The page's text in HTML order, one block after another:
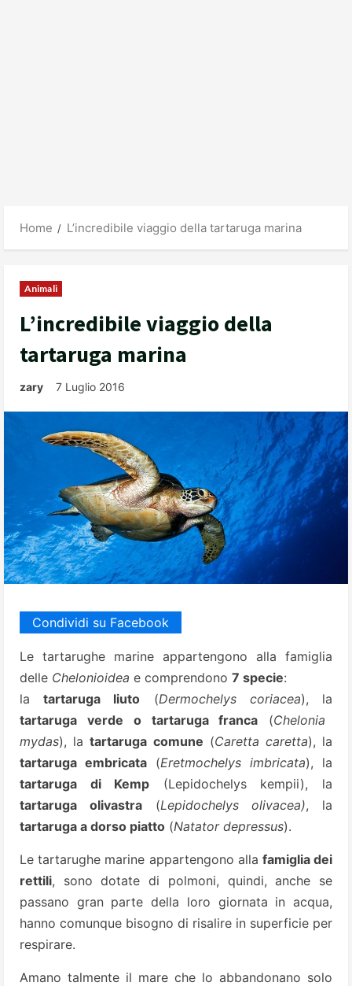
Home L’incredibile viaggio della tartaruga marina
Animali
L’incredibile viaggio della
tartaruga marina
zary 7 Luglio 2016
Condividi su Facebook
Le tartarughe marine appartengono alla famiglia
delle Chelonioidea e comprendono 7 specie:
latartaruga liuto (Dermochelys coriacea), la
tartaruga verde o tartaruga franca (Chelonia
mydas), latartaruga comune (Caretta caretta), la
tartaruga embricata (Eretmochelys imbricata), la
tartaruga di Kemp (Lepidochelys kempii), la
tartaruga olivastra(Lepidochelys olivacea), la
tartaruga a dorso piatto (Natator depressus).
Le tartarughe marine appartengono alla famiglia dei
rettili, sono dotate di polmoni, quindi, anche se
passano gran parte della loro giornata in acqua,
hanno comunque bisogno di risalire in superficie per
respirare.
Amano talmente il mare che lo abbandonano solo